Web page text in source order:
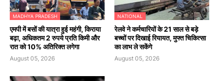
MADHYA PRADESH
एमपी में बसों की यात्रा हुई महंगी, किराया
बढ़ा, अधिकतम 2 रुपये प्रति किमी और
रात को 10% अतिरिक्त लगेगा
August 05, 2026
NATIONAL
रेलवे ने कर्मचारियों के 21 साल से बड़े
बच्चों पर दिखाई रियायत, मुफ्त चिकित्सा
का लाभ ले सकेंगे
August 05, 2026